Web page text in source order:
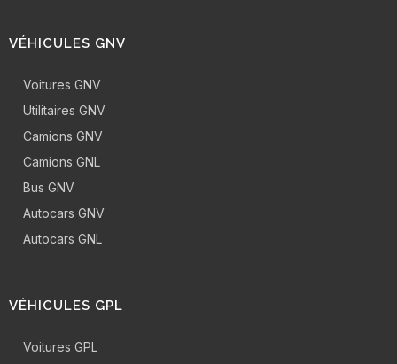
VÉHICULES GNV
Voitures GNV
Utilitaires GNV
Camions GNV
Camions GNL
Bus GNV
Autocars GNV
Autocars GNL
VÉHICULES GPL
Voitures GPL